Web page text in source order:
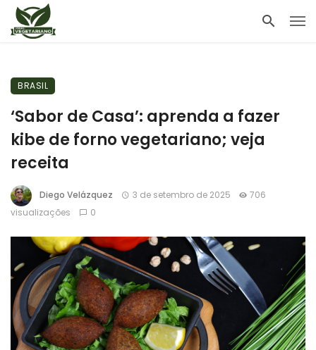
BRASIL
‘Sabor de Casa’: aprenda a fazer
kibe de forno vegetariano; veja
receita
Diego Velázquez 3 de setembro de 2025
706
visualizações
0